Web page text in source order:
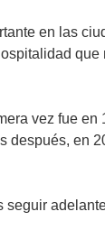
en las
vez fue
en